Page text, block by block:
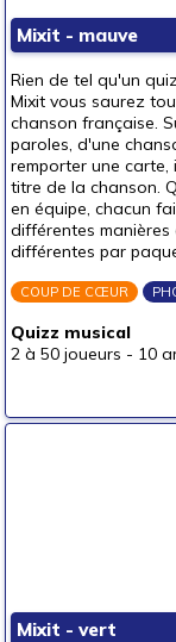
Puzzles & casse-
un bébé (0-3
un p'tit bout (3-
un junior (6-8
un jeune ado (8-
un ado (12-16
un adulte (16
Prix
autour de 5 €
autour de 15 €
50 € et au-delà
Mixit - mauve
Rien de tel qu'un
Mixit vous saurez
chanson française.
paroles, d'une
remporter une
titre de la chanson.
en équipe, chacun
différentes
différentes par
COUP DE CŒUR
Quizz musical
2 à 50 joueurs - 10
Mixit - vert